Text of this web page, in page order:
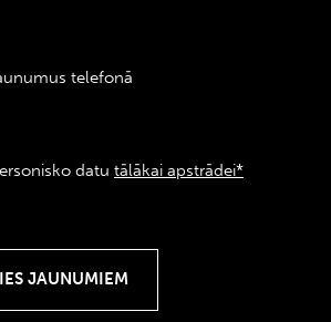
telefonā
datu tālākai apstrādei*